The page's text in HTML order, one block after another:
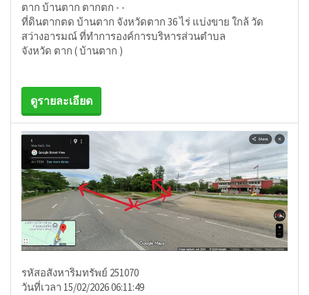
ตาก บ้านตาก ตากตก - -
ที่ดินตากตด บ้านตาก จังหวัดตาก 36 ไร่ แบ่งขาย ใกล้ วัด
สว่างอารมณ์ ที่ทำการองค์การบริหารส่วนตำบล
จังหวัด ตาก ( บ้านตาก )
ดูรายละเอียด
รหัสอสังหาริมทรัพย์ 251070
วันที่เวลา 15/02/2026 06:11:49